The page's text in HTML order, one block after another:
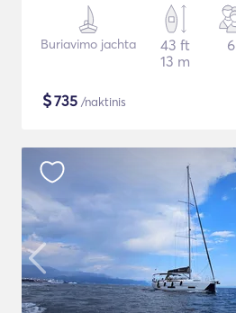
Buriavimo jachta
43 ft
13 m
6
$735 /naktinis